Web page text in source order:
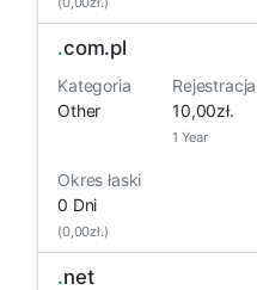
.com.pl
Kategoria
Other
Rejestracja
10,00zł.
1 Year
Okres łaski
0 Dni
(0,00zł.)
.net